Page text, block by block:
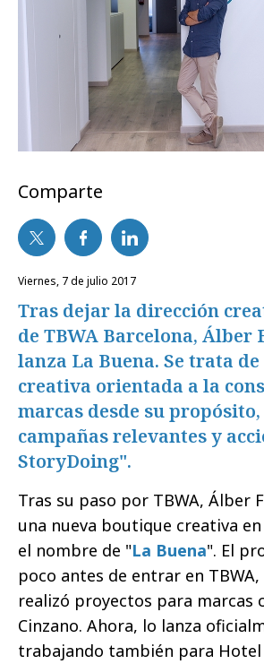
Comparte
viernes, 7 de julio 2017
Tras dejar la dirección
de TBWA Barcelona, Álber
lanza La Buena. Se trata
creativa orientada a la
marcas desde su
campañas relevantes y
StoryDoing".
Tras su paso por TBWA, Álber
una nueva boutique creativa
el nombre de "La Buena". El
poco antes de entrar en
realizó proyectos para marcas
Cinzano. Ahora, lo lanza
trabajando también para Hotel